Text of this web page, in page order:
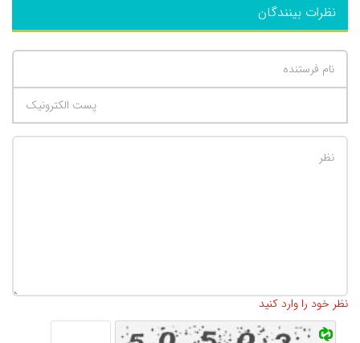
نظرات بینندگان
نظر خود را وارد کنید